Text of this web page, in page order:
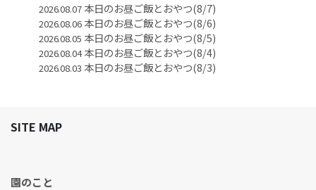
2026.08.07本日のお昼ご飯とおやつ(8/7)
2026.08.06本日のお昼ご飯とおやつ(8/6)
2026.08.05 本日のお昼ご飯とおやつ(8/5)
2026.08.04本日のお昼ご飯とおやつ(8/4)
2026.08.03 本日のお昼ご飯とおやつ(8/3)
SITE MAP
園のこと